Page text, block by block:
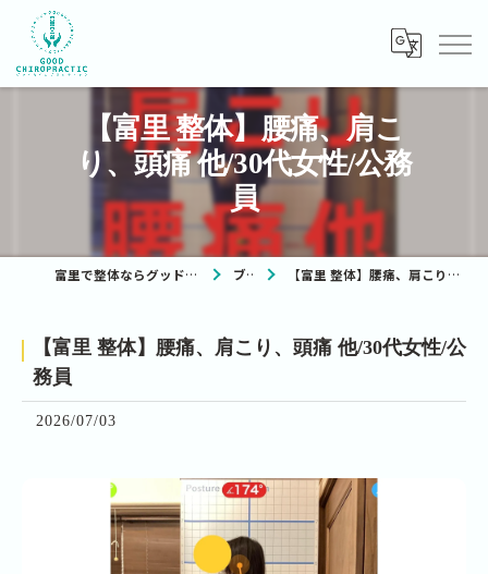
【富里 整体】腰痛、肩こ
り、頭痛 他/30代女性/公務
員
富里で整体ならグッドカイロプラクティック ブログ 【富里 整体】腰痛、肩こり、頭痛 他/30代女性/公務員
【富里 整体】腰痛、肩こり、頭痛 他/30代女性/公
務員
2026/07/03